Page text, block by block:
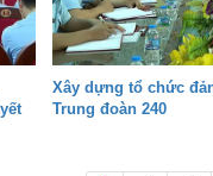
Xây dựng tổ chức
Trung đoàn 240